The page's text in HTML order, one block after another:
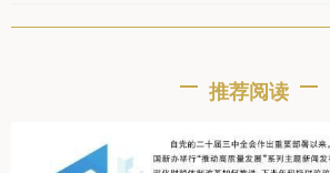
推荐阅读